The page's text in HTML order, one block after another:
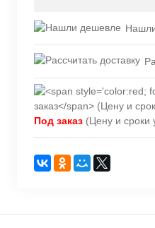
Под заказ (Цену и сроки